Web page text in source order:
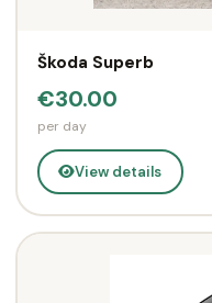
Škoda Superb
€30.00
per day
View details